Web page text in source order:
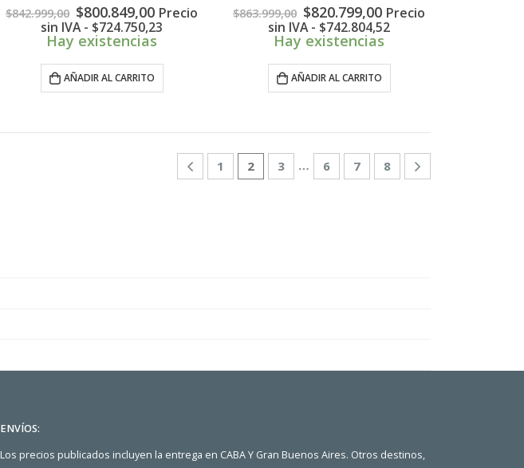
$842.999,00 El
precio
original
$842.999,00.
$800.849,00El
precio
actual
$800.849,00.
Precio
sin IVA - $724.750,23
Hay existencias
AÑADIR AL CARRITO
$863.999,00 El
precio
original
$863.999,00.
$820.799,00El
precio
actual
$820.799,00.
Precio
sin IVA - $742.804,52
Hay existencias
AÑADIR AL CARRITO
1 2 3 … 6 7 8
ENVÍOS:
Los precios publicados incluyen la entrega en CABA Y Gran Buenos Aires. Otros destinos,